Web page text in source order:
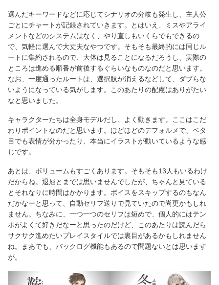
選んだキーワードなどに応じてシナリオの分岐も発生し、主人公
ごとにチャートが記録されていきます。とはいえ、ミスやアライ
メントなどのシステムはなく、やり直しもいくらでもできるの
で、気軽に選んで大丈夫なやつです。そもそも最終的には同じル
ートに集約されるので、大体は見ることになるだろうし、実際の
ところは進める順番が前後するぐらいなものなのだと思います。
なお、一度通ったルートは、選択肢が消えるなどして、ダブらな
いようになっている気がします。このあたりの配慮はありがたい
なと思いました。
キャラクターたちは全身モデルだし、よく動きます。ここはこだ
わりポイントなのだと思います。ほどほどのデフォルメで、ベタ
目でも表情が分かったり、本当にイラストが動いているような感
じです。
あとは、ボリュームもすごくあります。そもそも13人もいるわけ
だからね。退屈とまでは思いませんでしたが、ちゃんと見ている
とそれなりに時間はかかります。ボイスをスキップするのもなん
だかなーと思って、自動セリフ送りで見ていたので尚更かもしれ
ません。ちなみに、一つ一つのセリフは短めで、個人的にはテン
ポがよくて好きだなーと思ったのだけど、このあたりは読んだら
サクサク進めたいプレイスタイルでは裏目があるかもしれません
ね。まあでも、バックログ機能もあるので問題ないとは思います
が。